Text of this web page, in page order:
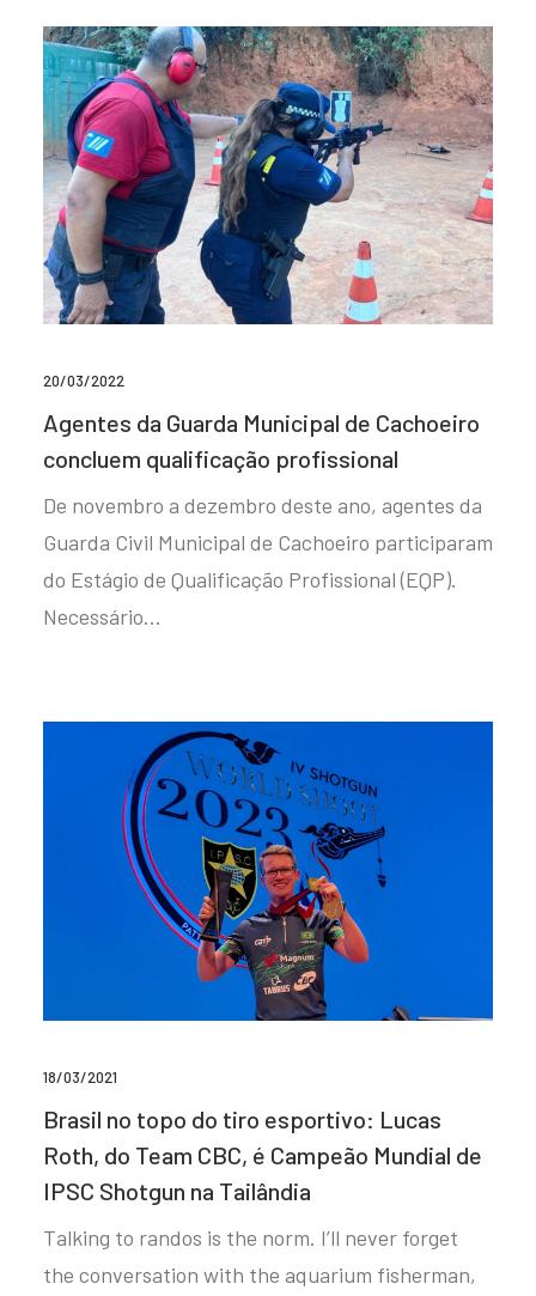
20/03/2022
Agentes da Guarda Municipal de Cachoeiro
concluem qualificação profissional
De novembro a dezembro deste ano, agentes da
Guarda Civil Municipal de Cachoeiro participaram
do Estágio de Qualificação Profissional (EQP).
Necessário…
18/03/2021
Brasil no topo do tiro esportivo: Lucas
Roth, do Team CBC, é Campeão Mundial de
IPSC Shotgun na Tailândia
Talking to randos is the norm. I’ll never forget
the conversation with the aquarium fisherman,